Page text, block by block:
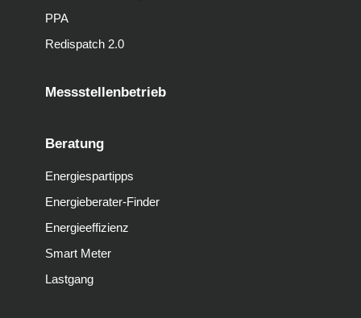
PPA
Redispatch 2.0
Messstellenbetrieb
Beratung
Energiespartipps
Energieberater-Finder
Energieeffizienz
Smart Meter
Lastgang